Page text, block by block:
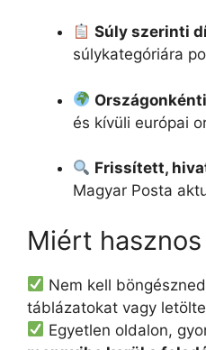
Súly szerinti
súlykategóriára
és kívüli európai
Frissített,
Magyar Posta
Miért hasznos
Nem kell
táblázatokat vagy
Egyetlen oldalon,